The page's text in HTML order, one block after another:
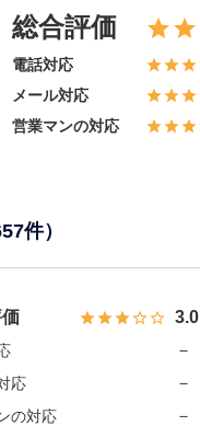
総合評価
電話対応
メール対応
営業マンの対応
件）
3.0
－
応 －
の対応 －